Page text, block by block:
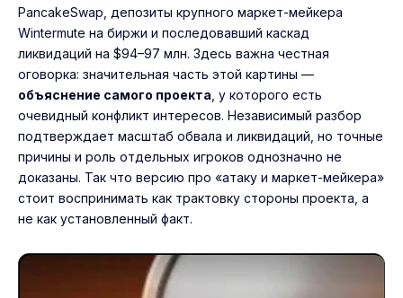
PancakeSwap, депозиты крупного маркет-мейкера
Wintermute на биржи и последовавший каскад
ликвидаций на $94–97 млн. Здесь важна честная
оговорка: значительная часть этой картины —
объяснение самого проекта , у которого есть
очевидный конфликт интересов. Независимый разбор
подтверждает масштаб обвала и ликвидаций, но точные
причины и роль отдельных игроков однозначно не
доказаны. Так что версию про «атаку и маркет-мейкера»
стоит воспринимать как трактовку стороны проекта, а
не как установленный факт.